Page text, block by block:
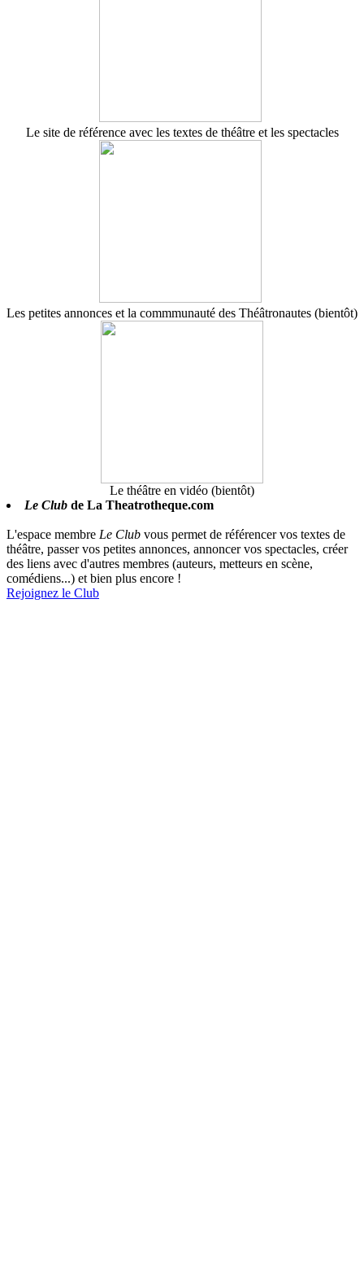
Le site de référence avec les textes de théâtre et les spectacles
Les petites annonces et la commmunauté des Théâtronautes (bientôt)
Le théâtre en vidéo (bientôt)
Le Club de La Theatrotheque.com
L'espace membre Le Club vous permet de référencer vos textes de
théâtre, passer vos petites annonces, annoncer vos spectacles, créer
des liens avec d'autres membres (auteurs, metteurs en scène,
comédiens...) et bien plus encore !
Rejoignez le Club